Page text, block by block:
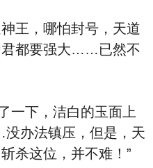
，哪怕封号，天道
君都要强大……已然不
下，洁白的玉面上
办法镇压，但是，天
杀这位，并不难！”